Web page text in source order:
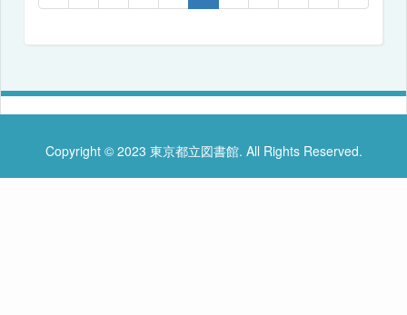
Copyright © 2023 東京都立図書館. All Rights Reserved.